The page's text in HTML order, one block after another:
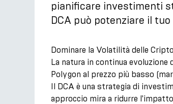
pianificare investimenti
DCA può potenziare il
Dominare la Volatilità delle
La natura in continua
Polygon al prezzo più basso
Il DCA è una strategia di
approccio mira a ridurre